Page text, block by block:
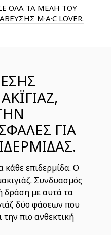
ΟΛΑ ΤΑ ΜΕΛΗ ΤΟΥ
M·A·C LOVER.
ΓΙΑ
κάθε επιδερμίδα. Ο
Συνδυασμός
δράση με αυτά τα
δύο φάσεων που
πιο ανθεκτική